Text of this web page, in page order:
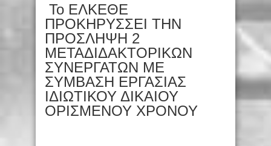
Το ΕΛΚΕΘΕ
ΠΡΟΚΗΡΥΣΣΕΙ ΤΗΝ
ΠΡΟΣΛΗΨΗ 2
ΜΕΤΑΔΙΔΑΚΤΟΡΙΚΩΝ
ΣΥΝΕΡΓΑΤΩΝ ΜΕ
ΣΥΜΒΑΣΗ ΕΡΓΑΣΙΑΣ
ΙΔΙΩΤΙΚΟΥ ΔΙΚΑΙΟΥ
ΟΡΙΣΜΕΝΟΥ ΧΡΟΝΟΥ